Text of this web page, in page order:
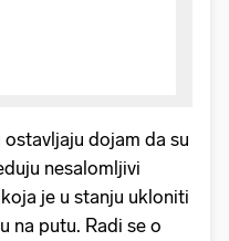
dojam da su
nesalomljivi
je u stanju ukloniti
na putu. Radi se o